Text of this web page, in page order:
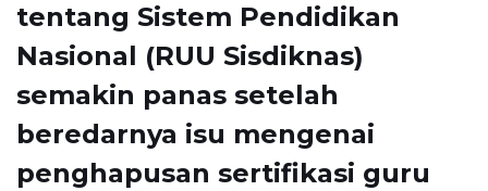
tentang Sistem Pendidikan
Nasional (RUU Sisdiknas)
semakin panas setelah
beredarnya isu mengenai
penghapusan sertifikasi guru